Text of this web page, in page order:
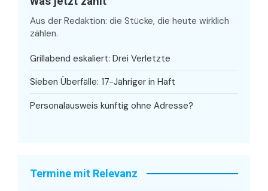
Aus der Redaktion: die Stücke, die heute wirklich
zählen.
Grillabend eskaliert: Drei Verletzte
Sieben Überfälle: 17-Jähriger in Haft
Personalausweis künftig ohne Adresse?
Termine mit Relevanz